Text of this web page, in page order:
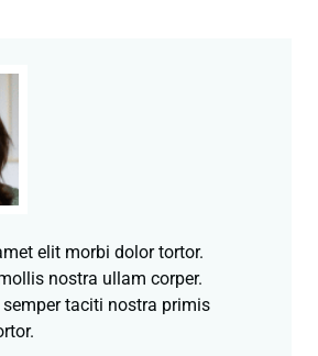
elit morbi dolor tortor.
nostra ullam corper.
taciti nostra primis